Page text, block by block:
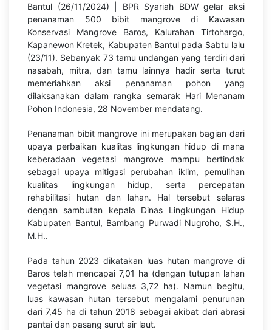
Bantul (26/11/2024) | BPR Syariah BDW gelar aksi
penanaman 500 bibit mangrove di Kawasan
Konservasi Mangrove Baros, Kalurahan Tirtohargo,
Kapanewon Kretek, Kabupaten Bantul pada Sabtu lalu
(23/11). Sebanyak 73 tamu undangan yang terdiri dari
nasabah, mitra, dan tamu lainnya hadir serta turut
memeriahkan aksi penanaman pohon yang
dilaksanakan dalam rangka semarak Hari Menanam
Pohon Indonesia, 28 November mendatang.
Penanaman bibit mangrove ini merupakan bagian dari
upaya perbaikan kualitas lingkungan hidup di mana
keberadaan vegetasi mangrove mampu bertindak
sebagai upaya mitigasi perubahan iklim, pemulihan
kualitas lingkungan hidup, serta percepatan
rehabilitasi hutan dan lahan. Hal tersebut selaras
dengan sambutan kepala Dinas Lingkungan Hidup
Kabupaten Bantul, Bambang Purwadi Nugroho, S.H.,
M.H..
Pada tahun 2023 dikatakan luas hutan mangrove di
Baros telah mencapai 7,01 ha (dengan tutupan lahan
vegetasi mangrove seluas 3,72 ha). Namun begitu,
luas kawasan hutan tersebut mengalami penurunan
dari 7,45 ha di tahun 2018 sebagai akibat dari abrasi
pantai dan pasang surut air laut.